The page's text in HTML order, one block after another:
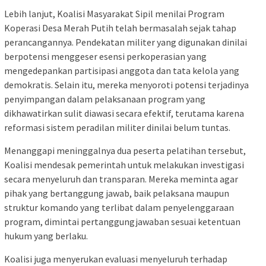
Lebih lanjut, Koalisi Masyarakat Sipil menilai Program
Koperasi Desa Merah Putih telah bermasalah sejak tahap
perancangannya. Pendekatan militer yang digunakan dinilai
berpotensi menggeser esensi perkoperasian yang
mengedepankan partisipasi anggota dan tata kelola yang
demokratis. Selain itu, mereka menyoroti potensi terjadinya
penyimpangan dalam pelaksanaan program yang
dikhawatirkan sulit diawasi secara efektif, terutama karena
reformasi sistem peradilan militer dinilai belum tuntas.
Menanggapi meninggalnya dua peserta pelatihan tersebut,
Koalisi mendesak pemerintah untuk melakukan investigasi
secara menyeluruh dan transparan. Mereka meminta agar
pihak yang bertanggung jawab, baik pelaksana maupun
struktur komando yang terlibat dalam penyelenggaraan
program, dimintai pertanggungjawaban sesuai ketentuan
hukum yang berlaku.
Koalisi juga menyerukan evaluasi menyeluruh terhadap